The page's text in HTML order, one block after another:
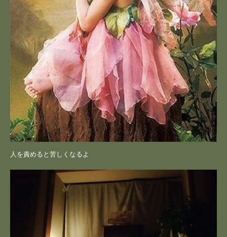
人を責めると苦しくなるよ